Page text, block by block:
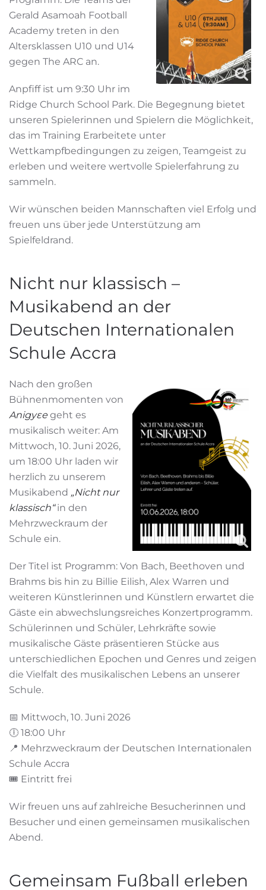
Gerald Asamoah Football
Academy treten in den
Altersklassen U10 und U14
gegen The ARC an.
Anpfiff ist um 9:30 Uhr im
Ridge Church School Park. Die Begegnung bietet
unseren Spielerinnen und Spielern die Möglichkeit,
das im Training Erarbeitete unter
Wettkampfbedingungen zu zeigen, Teamgeist zu
erleben und weitere wertvolle Spielerfahrung zu
sammeln.
Wir wünschen beiden Mannschaften viel Erfolg und
freuen uns über jede Unterstützung am
Spielfeldrand.
Nicht nur klassisch –
Musikabend an der
Deutschen Internationalen
Schule Accra
Nach den großen
Bühnenmomenten von
Anigyɛe geht es
musikalisch weiter: Am
Mittwoch, 10. Juni 2026,
um 18:00 Uhr laden wir
herzlich zu unserem
Musikabend „Nicht nur
klassisch“in den
Mehrzweckraum der
Schule ein.
Der Titel ist Programm: Von Bach, Beethoven und
Brahms bis hin zu Billie Eilish, Alex Warren und
weiteren Künstlerinnen und Künstlern erwartet die
Gäste ein abwechslungsreiches Konzertprogramm.
Schülerinnen und Schüler, Lehrkräfte sowie
musikalische Gäste präsentieren Stücke aus
unterschiedlichen Epochen und Genres und zeigen
die Vielfalt des musikalischen Lebens an unserer
Schule.
📅 Mittwoch, 10. Juni 2026
🕕 18:00 Uhr
📍 Mehrzweckraum der Deutschen Internationalen
Schule Accra
🎟️ Eintritt frei
Wir freuen uns auf zahlreiche Besucherinnen und
Besucher und einen gemeinsamen musikalischen
Abend.
Gemeinsam Fußball erleben